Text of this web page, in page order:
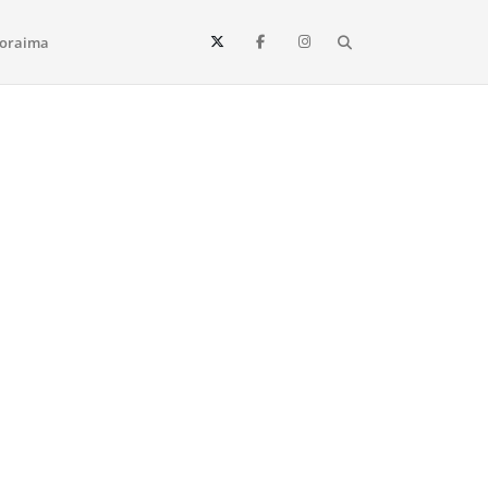
e todo o estado de Roraima. Fique sempre informado